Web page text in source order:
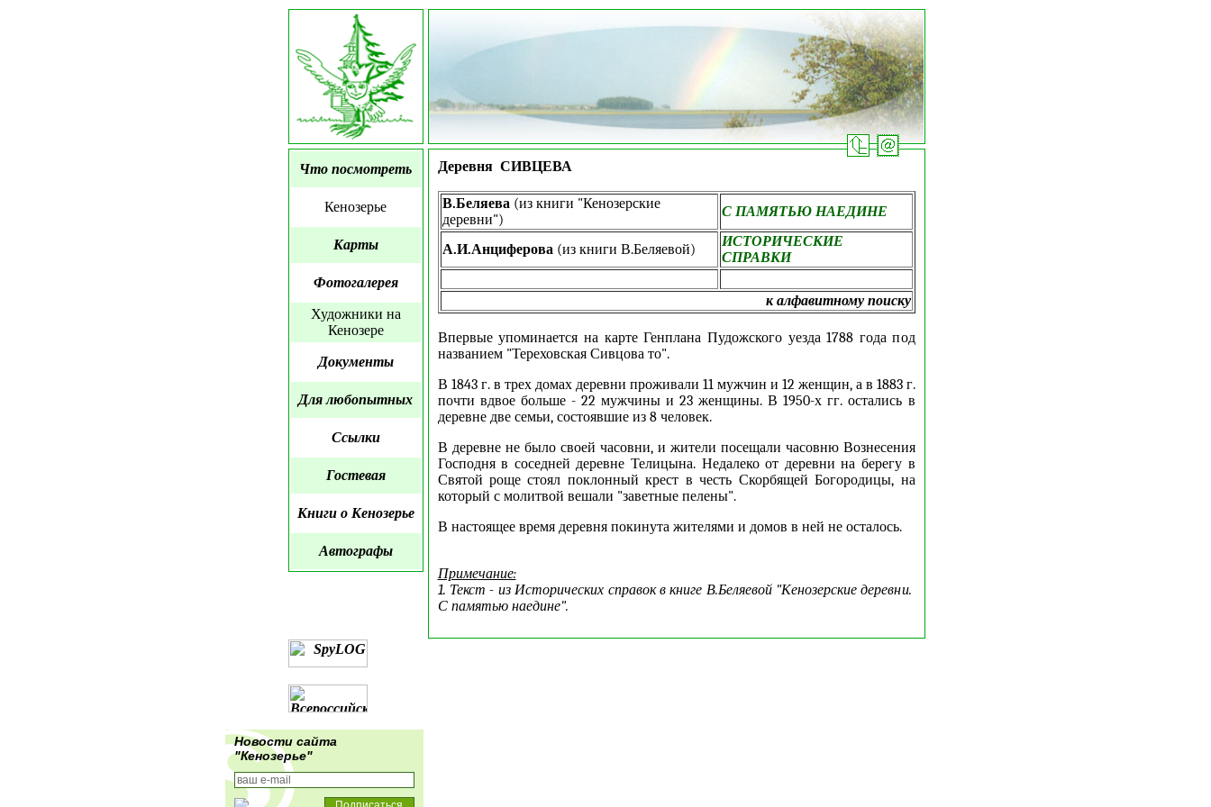
Что посмотреть
Кенозерье
Карты
Фотогалерея
Художники на
Кенозере
Документы
Для любопытных
Ссылки
Гостевая
Книги о Кенозерье
Автографы
Новости сайта
"Кенозерье"
Деревня СИВЦЕВА
В.Беляева (из книги "Кенозерские
деревни")
С ПАМЯТЬЮ НАЕДИНЕ
А.И.Анциферова(из книги В.Беляевой)
ИСТОРИЧЕСКИЕ
СПРАВКИ
к алфавитному поиску
Впервые упоминается на карте Генплана Пудожского уезда 1788 года под
названием "Тереховская Сивцова то".
В 1843 г. в трех домах деревни проживали 11 мужчин и 12 женщин, а в 1883 г.
почти вдвое больше - 22 мужчины и 23 женщины. В 1950-х гг. остались в
деревне две семьи, состоявшие из 8 человек.
В деревне не было своей часовни, и жители посещали часовню Вознесения
Господня в соседней деревне Телицына. Недалеко от деревни на берегу в
Святой роще стоял поклонный крест в честь Скорбящей Богородицы, на
который с молитвой вешали "заветные пелены".
В настоящее время деревня покинута жителями и домов в ней не осталось.
Примечание:
1. Текст - из Исторических справок в книге В.Беляевой "Кенозерские деревни.
С памятью наедине".